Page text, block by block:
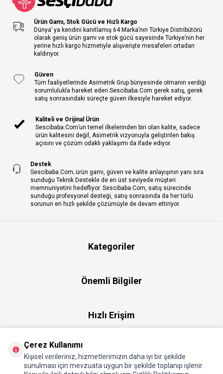
Ürün Gamı, Stok Gücü ve Hızlı Kargo
Dünya’ ya kendini kanıtlamış 64 Marka’nın Türkiye Distribütörü
olarak geniş ürün gamı ve stok gücü sayesinde Türkiye’nin her
yerine hızlı kargo hizmetiyle alışverişte mesafeleri ortadan
kaldırıyor.
Güven
Tüm faaliyetlerinde Asimetrik Grup bünyesinde olmanın verdiği
sorumlulukla hareket eden Sescibaba.Com gerek satış, gerek
satış sonrasındaki süreçte güven ilkesiyle hareket ediyor.
Kaliteli ve Orijinal Ürün
Sescibaba.Com’un temel ilkelerinden biri olan kalite, sadece
ürün kalitesini değil, Asimetrik vizyonuyla geliştirilen bakış
açısını ve çözüm odaklı yaklaşımı da ifade ediyor.
Destek
Sescibaba.Com; ürün gamı, güven ve kalite anlayışının yanı sıra
sunduğu Teknik Destekle de en üst seviyede müşteri
memnuniyetini hedefliyor. Sescibaba.Com, satış sürecinde
sunduğu profesyonel desteği, satış sonrasında da her türlü
sorunun en hızlı şekilde çözümüyle de devam ettiriyor.
Kategoriler
Önemli Bilgiler
Hızlı Erişim
Çerez Kullanımı
Kişisel verileriniz, hizmetlerimizin daha iyi bir şekilde
sunulması için mevzuata uygun bir şekilde toplanıp işlenir.